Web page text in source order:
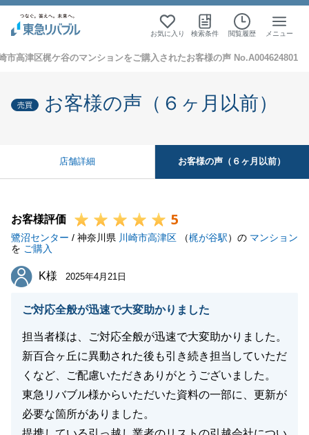
お気に入り 検索条件 閲覧履歴 メニュー
市高津区梶ケ谷のマンションをご購入されたお客様の声 No.A004624801
売買 お客様の声（６ヶ月以前）
店舗詳細 お客様の声（６ヶ月以前）
お客様評価 5
鷺沼センター / 神奈川県 川崎市高津区 （梶が谷駅）の マンション
を ご購入
K様
K様 2025年4月21日
ご対応全般が迅速で大変助かりました
担当者様は、ご対応全般が迅速で大変助かりました。
新百合ヶ丘に異動された後も引き続き担当していただ
くなど、ご配慮いただきありがとうございました。
東急リバブル様からいただいた資料の一部に、更新が
必要な箇所がありました。